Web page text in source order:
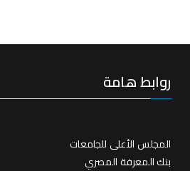
روابط هامة
المجلس الأعلى للجامعات
بنك المعرفة المصري